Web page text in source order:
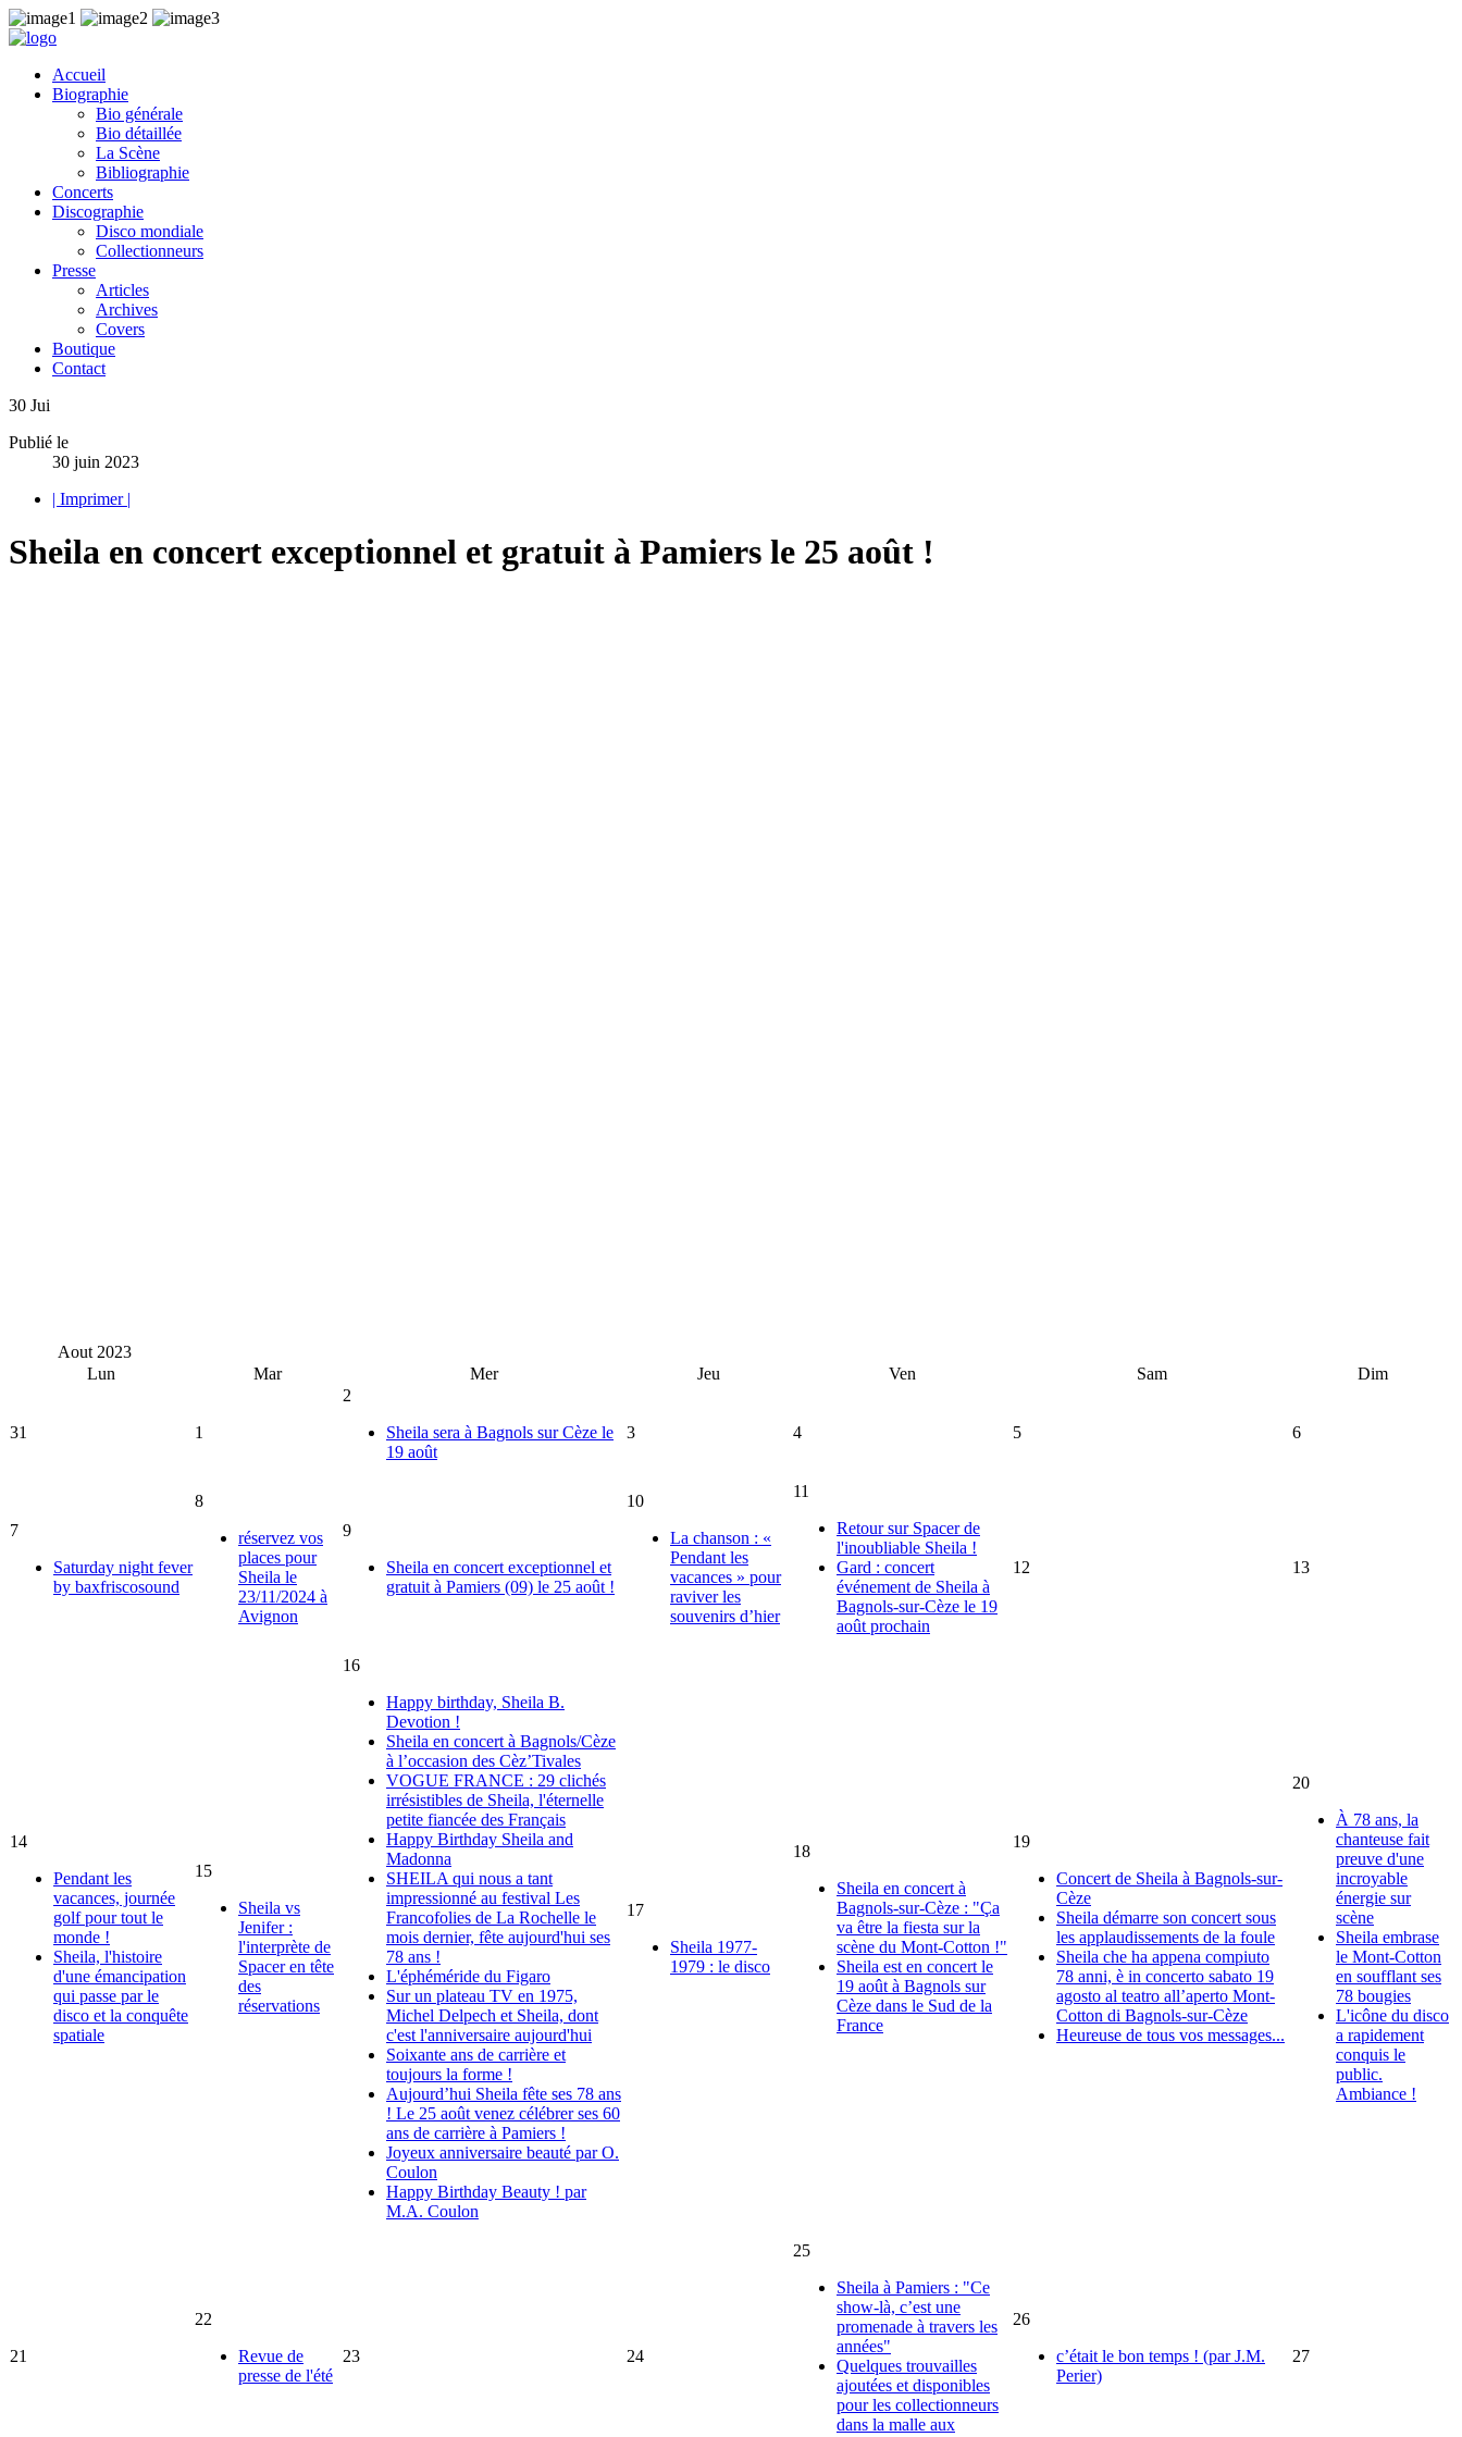
Accueil
Biographie
Bio générale
Bio détaillée
La Scène
Bibliographie
Concerts
Discographie
Disco mondiale
Collectionneurs
Presse
Articles
Archives
Covers
Boutique
Contact
30 Jui
Publié le
30 juin 2023
| Imprimer |
Sheila en concert exceptionnel et gratuit à Pamiers le 25 août !
Aout 2023
Lun
Mar Mer Jeu Ven Sam Dim
31 1
2
Sheila sera à Bagnols sur Cèze le
19 août
3 4 5 6
7
Saturday night fever
by baxfriscosound
8
réservez vos
places pour
Sheila le
23/11/2024 à
Avignon
9
Sheila en concert exceptionnel et
gratuit à Pamiers (09) le 25 août !
10
La chanson : «
Pendant les
vacances » pour
raviver les
souvenirs d’hier
11
Retour sur Spacer de
l'inoubliable Sheila !
Gard : concert
événement de Sheila à
Bagnols-sur-Cèze le 19
août prochain
12 13
14
Pendant les
vacances, journée
golf pour tout le
monde !
Sheila, l'histoire
d'une émancipation
qui passe par le
disco et la conquête
spatiale
15
Sheila vs
Jenifer :
l'interprète de
Spacer en tête
des
réservations
16
Happy birthday, Sheila B.
Devotion !
Sheila en concert à Bagnols/Cèze
à l’occasion des Cèz’Tivales
VOGUE FRANCE : 29 clichés
irrésistibles de Sheila, l'éternelle
petite fiancée des Français
Happy Birthday Sheila and
Madonna
SHEILA qui nous a tant
impressionné au festival Les
Francofolies de La Rochelle le
mois dernier, fête aujourd'hui ses
78 ans !
L'éphéméride du Figaro
Sur un plateau TV en 1975,
Michel Delpech et Sheila, dont
c'est l'anniversaire aujourd'hui
Soixante ans de carrière et
toujours la forme !
Aujourd’hui Sheila fête ses 78 ans
! Le 25 août venez célébrer ses 60
ans de carrière à Pamiers !
Joyeux anniversaire beauté par O.
Coulon
Happy Birthday Beauty ! par
M.A. Coulon
17
Sheila 1977-
1979 : le disco
18
Sheila en concert à
Bagnols-sur-Cèze : "Ça
va être la fiesta sur la
scène du Mont-Cotton !"
Sheila est en concert le
19 août à Bagnols sur
Cèze dans le Sud de la
France
19
Concert de Sheila à Bagnols-sur-
Cèze
Sheila démarre son concert sous
les applaudissements de la foule
Sheila che ha appena compiuto
78 anni, è in concerto sabato 19
agosto al teatro all’aperto Mont-
Cotton di Bagnols-sur-Cèze
Heureuse de tous vos messages...
20
À 78 ans, la
chanteuse fait
preuve d'une
incroyable
énergie sur
scène
Sheila embrase
le Mont-Cotton
en soufflant ses
78 bougies
L'icône du disco
a rapidement
conquis le
public.
Ambiance !
21
22
Revue de
presse de l'été
23 24
25
Sheila à Pamiers : "Ce
show-là, c’est une
promenade à travers les
années"
Quelques trouvailles
ajoutées et disponibles
pour les collectionneurs
dans la malle aux
26
c’était le bon temps ! (par J.M.
Perier)
27